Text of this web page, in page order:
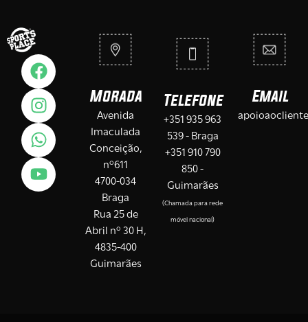
Morada
Avenida
Imaculada
Conceição,
nº611
4700-034
Braga
Rua 25 de
Abril nº 30 H,
4835-400
Guimarães
Telefone
+351 935 963
539 - Braga
+351 910 790
850 -
Guimarães
(Chamada para rede
móvel nacional)
Email